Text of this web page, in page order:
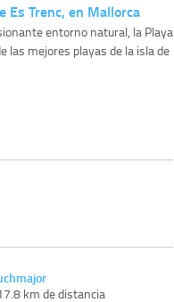
Es Trenc, en Mallorca
entorno natural, la Playa
las mejores playas de la isla de
km de distancia